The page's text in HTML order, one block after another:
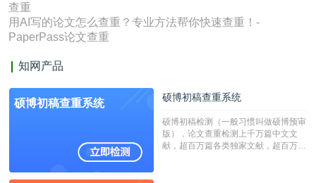
查重
用AI写的论文怎么查重？专业方法帮你快速查重！-
PaperPass论文查重
知网产品
硕博初稿查重系统 硕博初稿查重系统
硕博初稿检测（一般习惯叫做硕博预审
版），论文查重检测上千万篇中文文
献，超百万篇各类独家文献，超百万港